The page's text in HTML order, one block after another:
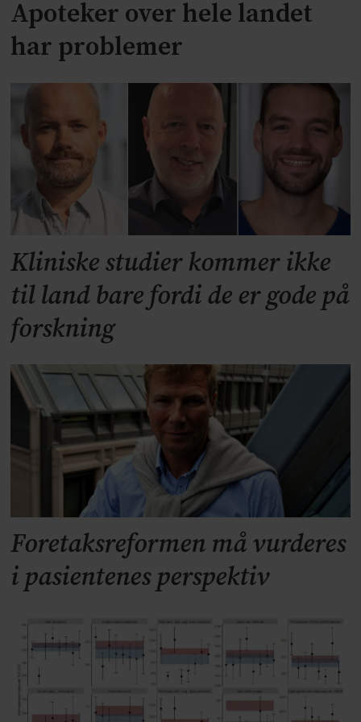
Apoteker over hele landet
har problemer
Kliniske studier kommer ikke
til land bare fordi de er gode på
forskning
Foretaksreformen må vurderes
i pasientenes perspektiv